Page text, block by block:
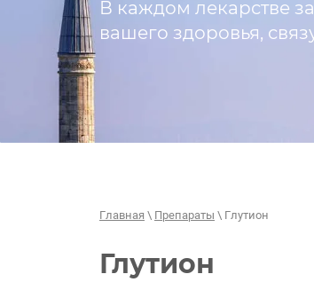
В каждом лекарстве
вашего здоровья,
Главная \ Препараты \ Глутион
Глутион